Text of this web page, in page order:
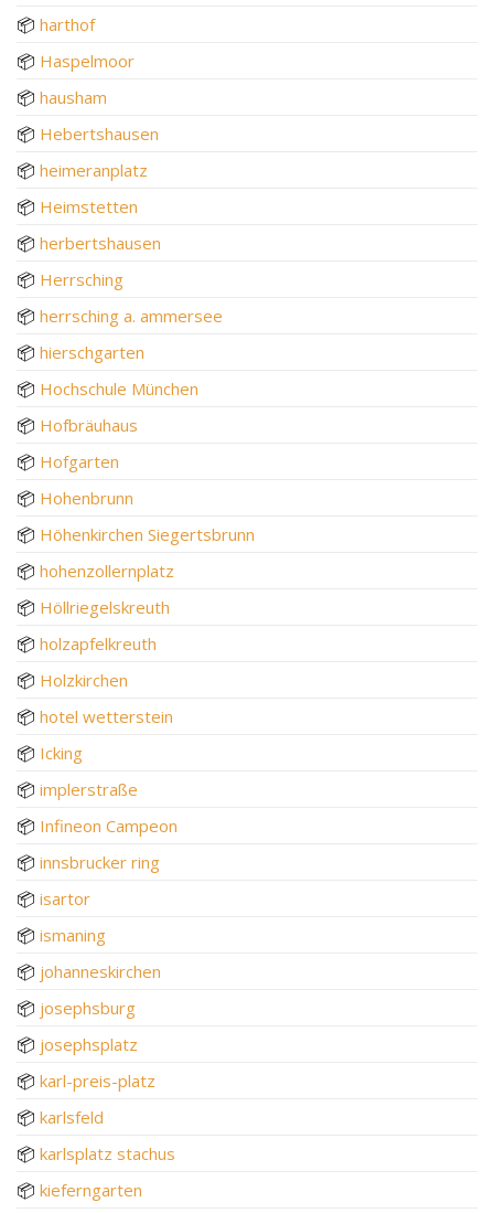
📦 harthof
📦 Haspelmoor
📦 hausham
📦 Hebertshausen
📦 heimeranplatz
📦 Heimstetten
📦 herbertshausen
📦 Herrsching
📦 herrsching a. ammersee
📦 hierschgarten
📦 Hochschule München
📦 Hofbräuhaus
📦 Hofgarten
📦 Hohenbrunn
📦 Höhenkirchen Siegertsbrunn
📦 hohenzollernplatz
📦 Höllriegelskreuth
📦 holzapfelkreuth
📦 Holzkirchen
📦 hotel wetterstein
📦 Icking
📦 implerstraße
📦 Infineon Campeon
📦 innsbrucker ring
📦 isartor
📦 ismaning
📦 johanneskirchen
📦 josephsburg
📦 josephsplatz
📦 karl-preis-platz
📦 karlsfeld
📦 karlsplatz stachus
📦 kieferngarten